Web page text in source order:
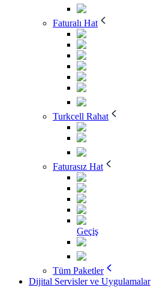
Faturalı Hat
Turkcell Rahat
Faturasız Hat
Geçiş
Tüm Paketler
Dijital Servisler ve Uygulamalar